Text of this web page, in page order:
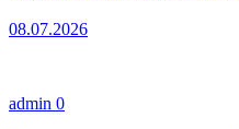
08.07.2026
admin 0